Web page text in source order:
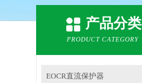
产品分类
PRODUCT CATEGORY
EOCR直流保护器